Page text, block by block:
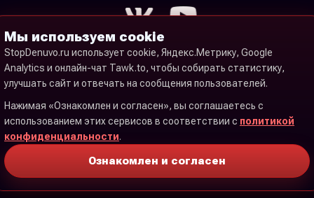
© 2018-2026 RockGamesShop
CHROMIS IT LTD, Registration No. 15102301, Registered 29th
August 2023, Legal address 124, City Road London, EC1V 2NX,
UNITED KINGDOM
Мы используем cookie
StopDenuvo.ru использует cookie, Яндекс.Метрику, Google
Analytics и онлайн-чат Tawk.to, чтобы собирать статистику,
улучшать сайт и отвечать на сообщения пользователей.
Нажимая «Ознакомлен и согласен», вы соглашаетесь с
использованием этих сервисов в соответствии с политикой
конфиденциальности.
Ознакомлен и согласен